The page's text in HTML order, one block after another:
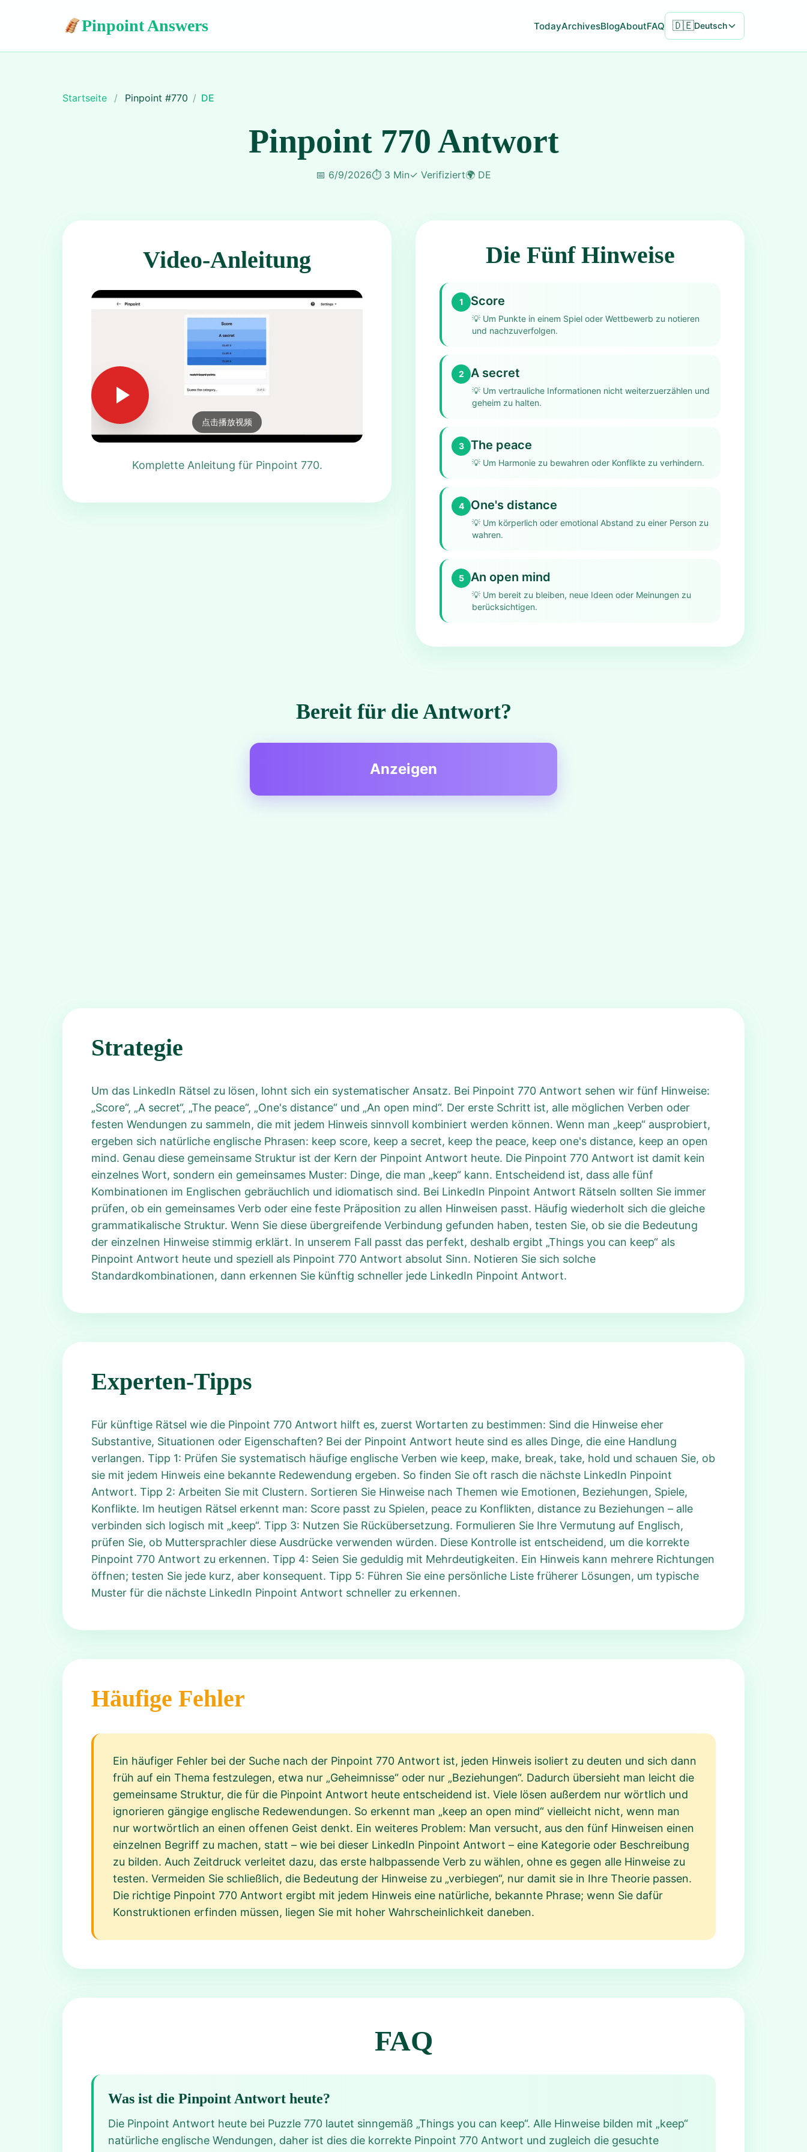
Pinpoint Answers TodayArchivesBlogAboutFAQ 🇩🇪Deutsch
Startseite / Pinpoint #770 / DE
Pinpoint 770 Antwort
📅 6/9/2026⏱️ 3 Min✓ Verifiziert🌍 DE
Video-Anleitung
点击播放视频
Komplette Anleitung für Pinpoint 770.
Die Fünf Hinweise
1 Score
💡 Um Punkte in einem Spiel oder Wettbewerb zu notieren
und nachzuverfolgen.
2 A secret
💡 Um vertrauliche Informationen nicht weiterzuerzählen und
geheim zu halten.
3 The peace
💡 Um Harmonie zu bewahren oder Konflikte zu verhindern.
4 One's distance
💡 Um körperlich oder emotional Abstand zu einer Person zu
wahren.
5 An open mind
💡 Um bereit zu bleiben, neue Ideen oder Meinungen zu
berücksichtigen.
Bereit für die Antwort?
Anzeigen
Strategie
Um das LinkedIn Rätsel zu lösen, lohnt sich ein systematischer Ansatz. Bei Pinpoint 770 Antwort sehen wir fünf Hinweise:
„Score“, „A secret“, „The peace“, „One's distance“ und „An open mind“. Der erste Schritt ist, alle möglichen Verben oder
festen Wendungen zu sammeln, die mit jedem Hinweis sinnvoll kombiniert werden können. Wenn man „keep“ ausprobiert,
ergeben sich natürliche englische Phrasen: keep score, keep a secret, keep the peace, keep one's distance, keep an open
mind. Genau diese gemeinsame Struktur ist der Kern der Pinpoint Antwort heute. Die Pinpoint 770 Antwort ist damit kein
einzelnes Wort, sondern ein gemeinsames Muster: Dinge, die man „keep“ kann. Entscheidend ist, dass alle fünf
Kombinationen im Englischen gebräuchlich und idiomatisch sind. Bei LinkedIn Pinpoint Antwort Rätseln sollten Sie immer
prüfen, ob ein gemeinsames Verb oder eine feste Präposition zu allen Hinweisen passt. Häufig wiederholt sich die gleiche
grammatikalische Struktur. Wenn Sie diese übergreifende Verbindung gefunden haben, testen Sie, ob sie die Bedeutung
der einzeInen Hinweise stimmig erklärt. In unserem Fall passt das perfekt, deshalb ergibt „Things you can keep“ als
Pinpoint Antwort heute und speziell als Pinpoint 770 Antwort absolut Sinn. Notieren Sie sich solche
Standardkombinationen, dann erkennen Sie künftig schneller jede LinkedIn Pinpoint Antwort.
Experten-Tipps
Für künftige Rätsel wie die Pinpoint 770 Antwort hilft es, zuerst Wortarten zu bestimmen: Sind die Hinweise eher
Substantive, Situationen oder Eigenschaften? Bei der Pinpoint Antwort heute sind es alles Dinge, die eine Handlung
verlangen. Tipp 1: Prüfen Sie systematisch häufige englische Verben wie keep, make, break, take, hold und schauen Sie, ob
sie mit jedem Hinweis eine bekannte Redewendung ergeben. So finden Sie oft rasch die nächste LinkedIn Pinpoint
Antwort. Tipp 2: Arbeiten Sie mit Clustern. Sortieren Sie Hinweise nach Themen wie Emotionen, Beziehungen, Spiele,
Konflikte. Im heutigen Rätsel erkennt man: Score passt zu Spielen, peace zu Konflikten, distance zu Beziehungen – alle
verbinden sich logisch mit „keep“. Tipp 3: Nutzen Sie Rückübersetzung. Formulieren Sie Ihre Vermutung auf Englisch,
prüfen Sie, ob Muttersprachler diese Ausdrücke verwenden würden. Diese Kontrolle ist entscheidend, um die korrekte
Pinpoint 770 Antwort zu erkennen. Tipp 4: Seien Sie geduldig mit Mehrdeutigkeiten. Ein Hinweis kann mehrere Richtungen
öffnen; testen Sie jede kurz, aber konsequent. Tipp 5: Führen Sie eine persönliche Liste früherer Lösungen, um typische
Muster für die nächste LinkedIn Pinpoint Antwort schneller zu erkennen.
Häufige Fehler
Ein häufiger Fehler bei der Suche nach der Pinpoint 770 Antwort ist, jeden Hinweis isoliert zu deuten und sich dann
früh auf ein Thema festzulegen, etwa nur „Geheimnisse“ oder nur „Beziehungen“. Dadurch übersieht man leicht die
gemeinsame Struktur, die für die Pinpoint Antwort heute entscheidend ist. Viele lösen außerdem nur wörtlich und
ignorieren gängige englische Redewendungen. So erkennt man „keep an open mind“ vielleicht nicht, wenn man
nur wortwörtlich an einen offenen Geist denkt. Ein weiteres Problem: Man versucht, aus den fünf Hinweisen einen
einzelnen Begriff zu machen, statt – wie bei dieser LinkedIn Pinpoint Antwort – eine Kategorie oder Beschreibung
zu bilden. Auch Zeitdruck verleitet dazu, das erste halbpassende Verb zu wählen, ohne es gegen alle Hinweise zu
testen. Vermeiden Sie schließlich, die Bedeutung der Hinweise zu „verbiegen“, nur damit sie in Ihre Theorie passen.
Die richtige Pinpoint 770 Antwort ergibt mit jedem Hinweis eine natürliche, bekannte Phrase; wenn Sie dafür
Konstruktionen erfinden müssen, liegen Sie mit hoher Wahrscheinlichkeit daneben.
FAQ
Was ist die Pinpoint Antwort heute?
Die Pinpoint Antwort heute bei Puzzle 770 lautet sinngemäß „Things you can keep“. Alle Hinweise bilden mit „keep“
natürliche englische Wendungen, daher ist dies die korrekte Pinpoint 770 Antwort und zugleich die gesuchte